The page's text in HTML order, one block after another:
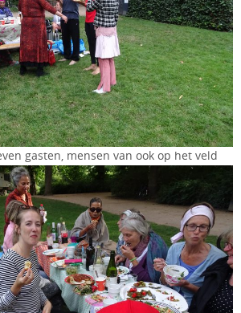
gasten, mensen van ook op het veld